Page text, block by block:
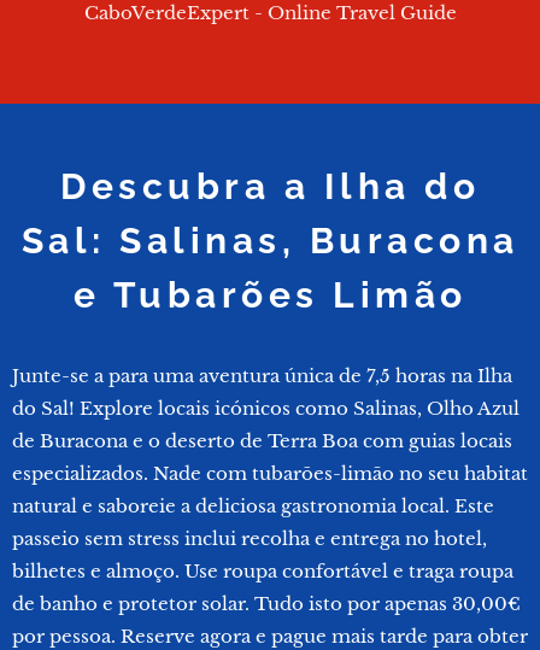
CaboVerdeExpert - Online Travel Guide
Descubra a Ilha do
Sal: Salinas, Buracona
e Tubarões Limão
Junte-se a para uma aventura única de 7,5 horas na Ilha
do Sal! Explore locais icónicos como Salinas, Olho Azul
de Buracona e o deserto de Terra Boa com guias locais
especializados. Nade com tubarões-limão no seu habitat
natural e saboreie a deliciosa gastronomia local. Este
passeio sem stress inclui recolha e entrega no hotel,
bilhetes e almoço. Use roupa confortável e traga roupa
de banho e protetor solar. Tudo isto por apenas 30,00€
por pessoa. Reserve agora e pague mais tarde para obter